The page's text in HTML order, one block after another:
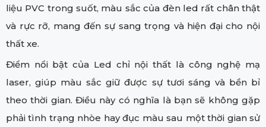
liệu PVC trong suốt, màu sắc của đèn led rất chân thật
và rực rỡ, mang đến sự sang trọng và hiện đại cho nội
thất xe.
Điểm nổi bật của Led chỉ nội thất là công nghệ mạ
laser, giúp màu sắc giữ được sự tươi sáng và bền bỉ
theo thời gian. Điều này có nghĩa là bạn sẽ không gặp
phải tình trạng nhòe hay đục màu sau một thời gian sử